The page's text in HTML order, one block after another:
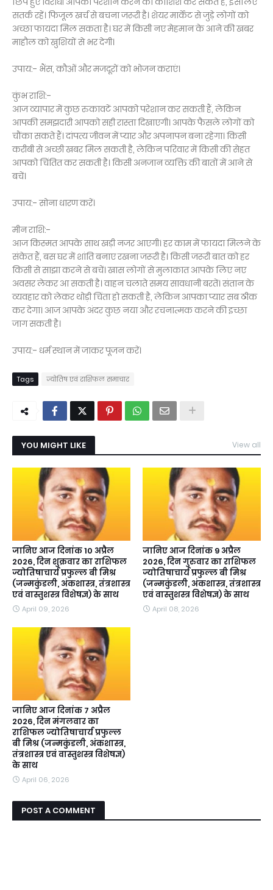
सतर्क रहें। फिजूल खर्च से बचना जरूरी है। शेयर मार्केट से जुड़े लोगों को
अच्छा फायदा मिल सकता है। घर में किसी नए मेहमान के आने की खबर
माहौल को खुशियों से भर देगी।
उपाय:- भैंस, कौओं और मजदूरों को भोजन कराएं।
कुंभ राशि:-
आज व्यापार में कुछ रुकावटें आपको परेशान कर सकती हैं, लेकिन
आपकी समझदारी आपको सही रास्ता दिखाएगी। आपके फैसले लोगों को
चौंका सकते हैं। दांपत्य जीवन में प्यार और अपनापन बना रहेगा। किसी
करीबी से अच्छी खबर मिल सकती है, लेकिन परिवार में किसी की सेहत
आपको चिंतित कर सकती है। किसी अनजान व्यक्ति की बातों में आने से
बचें।
उपाय:- सोना धारण करें।
मीन राशि:-
आज किस्मत आपके साथ खड़ी नजर आएगी। हर काम में फायदा मिलने के
संकेत हैं, बस घर में शांति बनाए रखना जरूरी है। किसी जरूरी बात को हर
किसी से साझा करने से बचें। खास लोगों से मुलाकात आपके लिए नए
अवसर लेकर आ सकती है। वाहन चलाते समय सावधानी बरतें। संतान के
व्यवहार को लेकर थोड़ी चिंता हो सकती है, लेकिन आपका प्यार सब ठीक
कर देगा। आज आपके अंदर कुछ नया और रचनात्मक करने की इच्छा
जाग सकती है।
उपाय:- धर्म स्थान में जाकर पूजन करें।
Tags ज्योतिष एवं राशिफल समाचार
YOU MIGHT LIKE View all
जानिए आज दिनांक 10 अप्रैल
2026, दिन शुक्रवार का राशिफल
ज्योतिषाचार्य प्रफुल्ल बी मिश्र
(जन्मकुंडली, अंकशास्त्र, तंत्रशास्त्र
एवं वास्तुशस्त्र विशेषज्ञ) के साथ
April 09, 2026
जानिए आज दिनांक 9 अप्रैल
2026, दिन गुरुवार का राशिफल
ज्योतिषाचार्य प्रफुल्ल बी मिश्र
(जन्मकुंडली, अंकशास्त्र, तंत्रशास्त्र
एवं वास्तुशस्त्र विशेषज्ञ) के साथ
April 08, 2026
जानिए आज दिनांक 7 अप्रैल
2026, दिन मंगलवार का
राशिफल ज्योतिषाचार्य प्रफुल्ल
बी मिश्र (जन्मकुंडली, अंकशास्त्र,
तंत्रशास्त्र एवं वास्तुशस्त्र विशेषज्ञ)
के साथ
April 06, 2026
POST A COMMENT